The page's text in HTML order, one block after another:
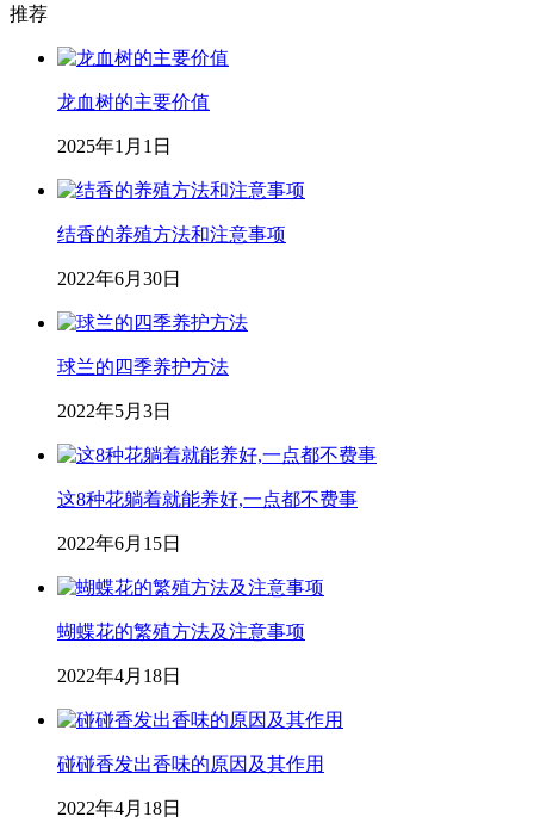
推荐
龙血树的主要价值
2025年1月1日
结香的养殖方法和注意事项
2022年6月30日
球兰的四季养护方法
2022年5月3日
这8种花躺着就能养好,一点都不费事
2022年6月15日
蝴蝶花的繁殖方法及注意事项
2022年4月18日
碰碰香发出香味的原因及其作用
2022年4月18日